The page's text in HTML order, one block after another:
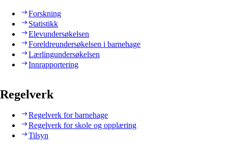
Forskning
Statistikk
Elevundersøkelsen
Foreldreundersøkelsen i barnehage
Lærlingundersøkelsen
Innrapportering
Regelverk
Regelverk for barnehage
Regelverk for skole og opplæring
Tilsyn